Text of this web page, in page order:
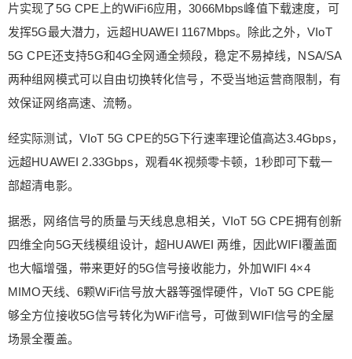
片实现了5G CPE上的WiFi6应用，3066Mbps峰值下载速度，可
发挥5G最大潜力，远超HUAWEI 1167Mbps。除此之外，VIoT
5G CPE还支持5G和4G全网通全频段，稳定不易掉线，NSA/SA
两种组网模式可以自由切换转化信号，不受当地运营商限制，有
效保证网络高速、流畅。
经实际测试，VIoT 5G CPE的5G下行速率理论值高达3.4Gbps，
远超HUAWEI 2.33Gbps，观看4K视频零卡顿，1秒即可下载一
部超清电影。
据悉，网络信号的质量与天线息息相关，VIoT 5G CPE拥有创新
四维全向5G天线模组设计，超HUAWEI 两维，因此WIFI覆盖面
也大幅增强，带来更好的5G信号接收能力，外加WIFI 4×4
MIMO天线、6颗WiFi信号放大器等强悍硬件，VIoT 5G CPE能
够全方位接收5G信号转化为WiFi信号，可做到WIFI信号的全屋
场景全覆盖。
能力，外加WIFI 4×4 MIMO天线、6颗WiFi信号放大
器等强悍硬件，VIoT 5G CPE能够全方位接收5G信
号转化为WiFi信号，可做到WIFI信号的全屋场景全
覆盖。 目前的家庭IoT网络架构基本由WiFi、蓝
牙、ZigBee等多个协议、多个网络终端组成，拥有
运算和响应速度受限，无法真正高效实现全屋智能
家电的互联互通。VIoT 5G CPE支持4G、5G或者
网，可一键搞定多设备联网，支持连接256+IoT物
联网智能设备同时能够保证当局域网内设备过多
时间稳定运行。 此外，高端AI空调品牌coKiing同步
发布，云米携手coKiing发布AI空调产品。新品采用
松下压缩机，官方提供10年保修期，产品采用全直
流变频等技术，支持新国标一级能效。coKiing采用
仿生叶片式专利设计和270°自旋全闭合运动导风